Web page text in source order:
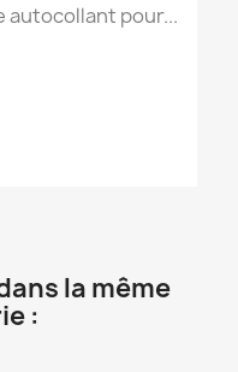
autocollant pour...
la même
: